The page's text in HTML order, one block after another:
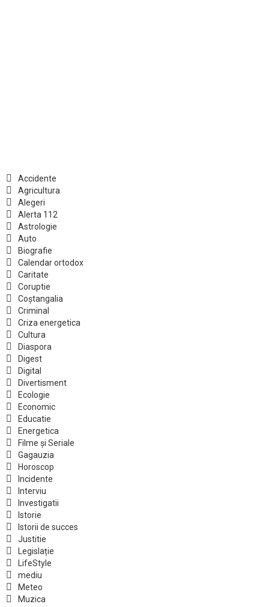
Accidente
Agricultura
Alegeri
Alerta 112
Astrologie
Auto
Biografie
Calendar ortodox
Caritate
Coruptie
Coștangalia
Criminal
Criza energetica
Cultura
Diaspora
Digest
Digital
Divertisment
Ecologie
Economic
Educatie
Energetica
Filme și Seriale
Gagauzia
Horoscop
Incidente
Interviu
Investigatii
Istorie
Istorii de succes
Justitie
Legislație
LifeStyle
mediu
Meteo
Muzica